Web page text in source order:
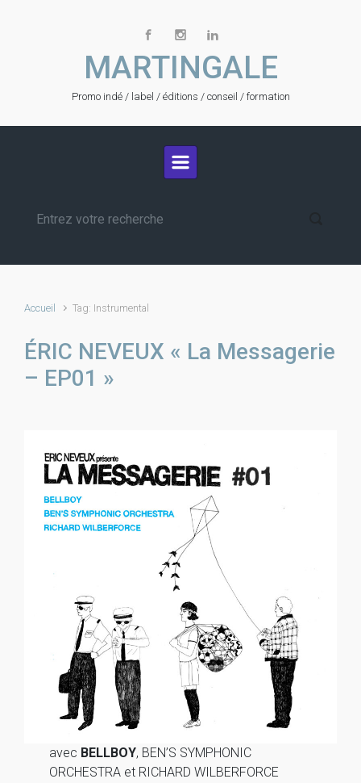
MARTINGALE
Promo indé / label / éditions / conseil / formation
Accueil Tag: Instrumental
ÉRIC NEVEUX « La Messagerie
– EP01 »
avec BELLBOY, BEN’S SYMPHONIC
ORCHESTRA et RICHARD WILBERFORCE